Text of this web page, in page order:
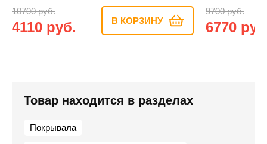
10700 руб.
4110 руб. В КОРЗИНУ
9700 руб.
6770
Товар находится в разделах
Покрывала